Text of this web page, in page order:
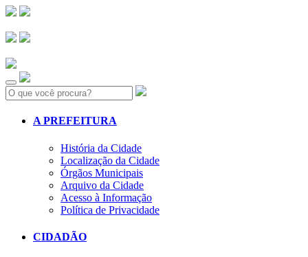
Search:
A PREFEITURA
História da Cidade
Localização da Cidade
Órgãos Municipais
Arquivo da Cidade
Acesso à Informação
Política de Privacidade
CIDADÃO